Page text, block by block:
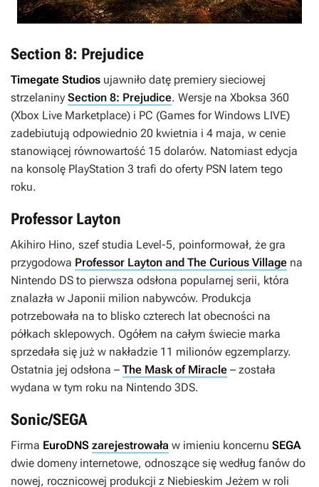
Section 8: Prejudice
Timegate Studios ujawniło datę premiery sieciowej
strzelaniny Section 8: Prejudice. Wersje na Xboksa 360
(Xbox Live Marketplace) i PC (Games for Windows LIVE)
zadebiutują odpowiednio 20 kwietnia i 4 maja, w cenie
stanowiącej równowartość 15 dolarów. Natomiast edycja
na konsolę PlayStation 3 trafi do oferty PSN latem tego
roku.
Professor Layton
Akihiro Hino, szef studia Level-5, poinformował, że gra
przygodowa Professor Layton and The Curious Village na
Nintendo DS to pierwsza odsłona popularnej serii, która
znalazła w Japonii milion nabywców. Produkcja
potrzebowała na to blisko czterech lat obecności na
półkach sklepowych. Ogółem na całym świecie marka
sprzedała się już w nakładzie 11 milionów egzemplarzy.
Ostatnia jej odsłona – The Mask of Miracle – została
wydana w tym roku na Nintendo 3DS.
Sonic/SEGA
Firma EuroDNS zarejestrowała w imieniu koncernu SEGA
dwie domeny internetowe, odnoszące się według fanów do
nowej, rocznicowej produkcji z Niebieskim Jeżem w roli